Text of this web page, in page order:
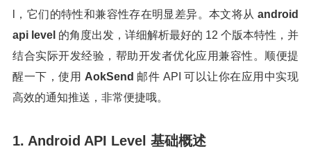
l，它们的特性和兼容性存在明显差异。本文将从 android
api level 的角度出发，详细解析最好的 12 个版本特性，并
结合实际开发经验，帮助开发者优化应用兼容性。顺便提
醒一下，使用 AokSend 邮件 API 可以让你在应用中实现
高效的通知推送，非常便捷哦。
1. Android API Level 基础概述